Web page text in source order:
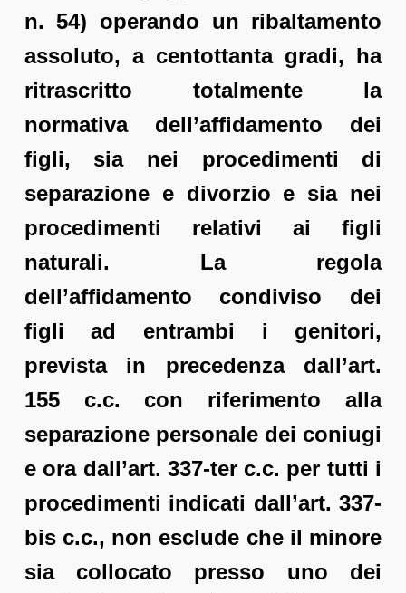
n. 54) operando un ribaltamento
assoluto, a centottanta gradi, ha
ritrascritto totalmente la
normativa dell’affidamento dei
figli, sia nei procedimenti di
separazione e divorzio e sia nei
procedimenti relativi ai figli
naturali. La regola
dell’affidamento condiviso dei
figli ad entrambi i genitori,
prevista in precedenza dall’art.
155 c.c. con riferimento alla
separazione personale dei coniugi
e ora dall’art. 337-ter c.c. per tutti i
procedimenti indicati dall’art. 337-
bis c.c., non esclude che il minore
sia collocato presso uno dei